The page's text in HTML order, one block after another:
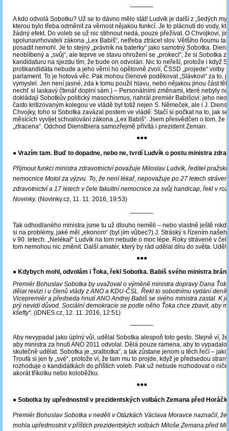
─────
A kdo odvolá Sobotku? Už se to dávno mělo stát! Ludvík je další z „šedých
kterou bylo třeba odměnit za věrnost nějakou funkcí. Je to plácnutí do vody,
žádný efekt. Do voleb se už nic stihnout nedá, pouze přežívat. O Chvojkovi,
spolunavrhovateli zákona „Lex Babiš“, netřeba ztrácet slov. Většího ňoumu
posadit nemohl. Je to stejný „právník na baterky“ jako samotný Sobotka.
neoblíbený a „svůj“, ale teprve ve stavu ohrožení se „prokecl“, že si Sobotka
kandidaturu na sjezdu tím, že bude on odvolán. Nic to neřeší, protože i když
protikandidáta nebude a jeho věrní ho opětovně zvolí, ČSSD „projede“ volby
parlament. To je hotová věc. Pak mohou členové poděkovat „Slávkovi“ za to,
vymyslel. Jen není jasné, zda k tomu použil hlavu, nebo nějakou jinou část
nechť si laskavý čtenář doplní sám.) ‒ Personálními změnami, které nebyly
dokládají Sobotkův politický masochismus, nahrál premiér Babišovi: jeho
často kritizovaným kolegou ve vládě byl totiž nejen S. Němeček, ale i J.
Chvojky, toho si Sobotka zavázal postem ve vládě. Stačí si počkat na to, jak
měsících vyvíjet schvalování zákona „Lex Babiš“. Jsem přesvědčen o tom, že
„ztracena“. Odchod Dienstbiera samozřejmě přivítá i prezident Zeman.
●●●
● Vrazím tam. Buď to dopadne, nebo ne, tvrdí Ludvík o postu ministra
Přijmout funkci ministra zdravotnictví považuje Miloslav Ludvík, ředitel
nemocnice Motol za výzvu. To, že není lékař, nepovažuje po 27 letech
zdravotnictví a 17 letech v čele fakultní nemocnice za svůj handicap, řekl v
Novinky. (Novinky.cz, 11. 11. 2016, 19:53)
─────
Tak odhodlaného ministra jsme tu už dlouho neměli – nebo vlastně ještě
si na problémy, jaké měl „ekonom“ (byl jím vůbec?) J. Stráský s řízením
v 90. letech. „Nelékař“ Ludvík na tom nebude o moc lépe. Roky strávené v
tom nemohou nic změnit. Další amatér, který by rád udělal díru do světa.
●●●
● Kdybych mohl, odvolám i Ťoka, řekl Sobotka. Babiš svého ministra brání
Premiér Bohuslav Sobotka by uvažoval o výměně ministra dopravy Dana
dělat revizi i u členů vlády z ANO a KDU-ČSL. Řekl to sobotnímu vydání
Vicepremiér a předseda hnutí ANO Andrej Babiš se svého ministra zastal. K
prý nevidí důvod. Sociální demokracie se podle něho Ťoka chce zbavit, aby
kšefty“. (iDNES.cz, 12. 11. 2016, 12:51)
─────
Aby nevypadal jako úplný vůl, udělal Sobotka alespoň toto gesto. Stejně ví,
aby ministra za hnutí ANO 2011 odvolal. Dělá pouze ramena, aby to vypadalo
skutečně udělat. Sobotka je „sralbotka“, a tak zůstane jenom u těch řečí –
Troufá si jen ty „své“, protože ví, že tam mu to projde, když je předsedou
rozhoduje o kandidátkách do příštích voleb. Pak už nebude rozhodovat o
akorát tříkolku nebo koloběžku.
●●●
● Sobotka by upřednostnil v prezidentských volbách Zemana před
Premiér Bohuslav Sobotka v neděli v Otázkách Václava Moravce naznačil, že
mohla upřednostnit v příštích prezidentských volbách Miloše Zemana před